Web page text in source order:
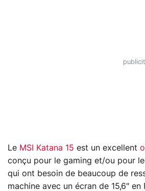
Le MSI Katana 15 est un excellent
conçu pour le gaming et/ou pour
qui ont besoin de beaucoup de
machine avec un écran de 15,6"